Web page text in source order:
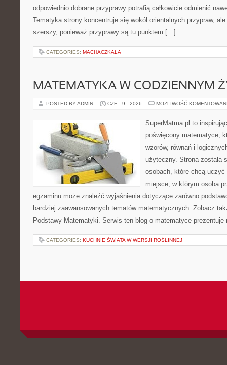
odpowiednio dobrane przyprawy potrafią całkowicie odmienić
Tematyka strony koncentruje się wokół orientalnych przypraw,
szerszy, ponieważ przyprawy są tu punktem […]
CATEGORIES: MACHACZKAŁA
MATEMATYKA W CODZIENNYM
POSTED BY ADMIN CZE - 9 - 2026 MOŻLIWOŚĆ
SuperMatma.pl to
poświęcony matematyce,
wzorów, równań i
użyteczny. Strona została
osobach, które chcą
miejsce, w którym osoba
egzaminu może znaleźć wyjaśnienia dotyczące zarówno
bardziej zaawansowanych tematów matematycznych. Zobacz
Podstawy Matematyki. Serwis ten blog o matematyce
CATEGORIES: KUCHNIE ŚWIATA W WERSJI ROŚLINNEJ